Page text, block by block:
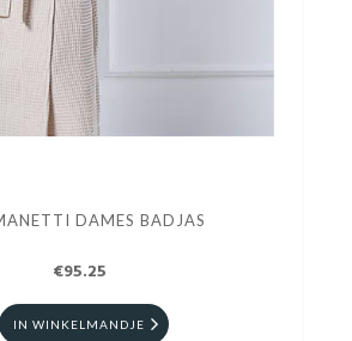
DAMES BADJAS
€95.25
IN WINKELMANDJE